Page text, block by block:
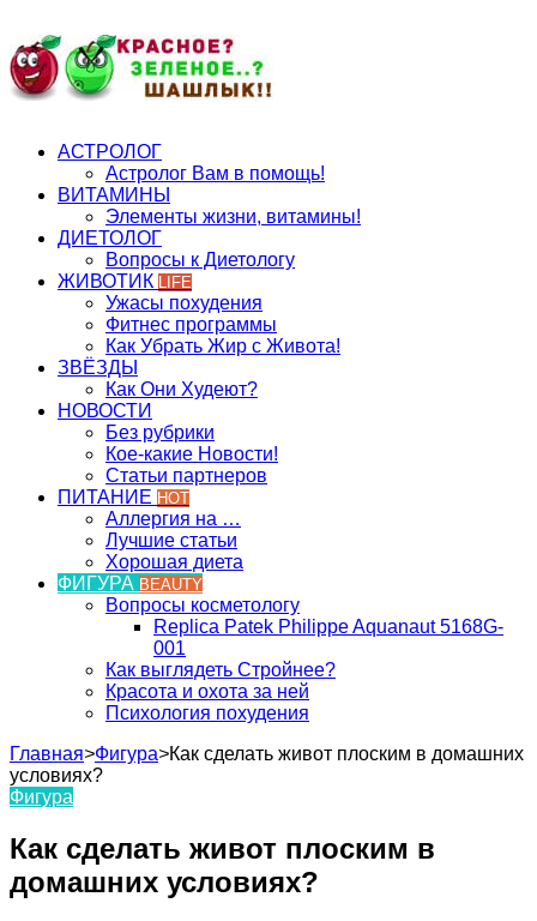
АСТРОЛОГ
Астролог Вам в помощь!
ВИТАМИНЫ
Элементы жизни, витамины!
ДИЕТОЛОГ
Вопросы к Диетологу
ЖИВОТИК LIFE
Ужасы похудения
Фитнес программы
Как Убрать Жир с Живота!
ЗВЁЗДЫ
Как Они Худеют?
НОВОСТИ
Без рубрики
Кое-какие Новости!
Статьи партнеров
ПИТАНИЕ HOT
Аллергия на …
Лучшие статьи
Хорошая диета
ФИГУРА BEAUTY
Вопросы косметологу
Replica Patek Philippe Aquanaut 5168G-
001
Как выглядеть Стройнее?
Красота и охота за ней
Психология похудения
Главная>Фигура>Как сделать живот плоским в домашних
условиях?
Фигура
Как сделать живот плоским в
домашних условиях?